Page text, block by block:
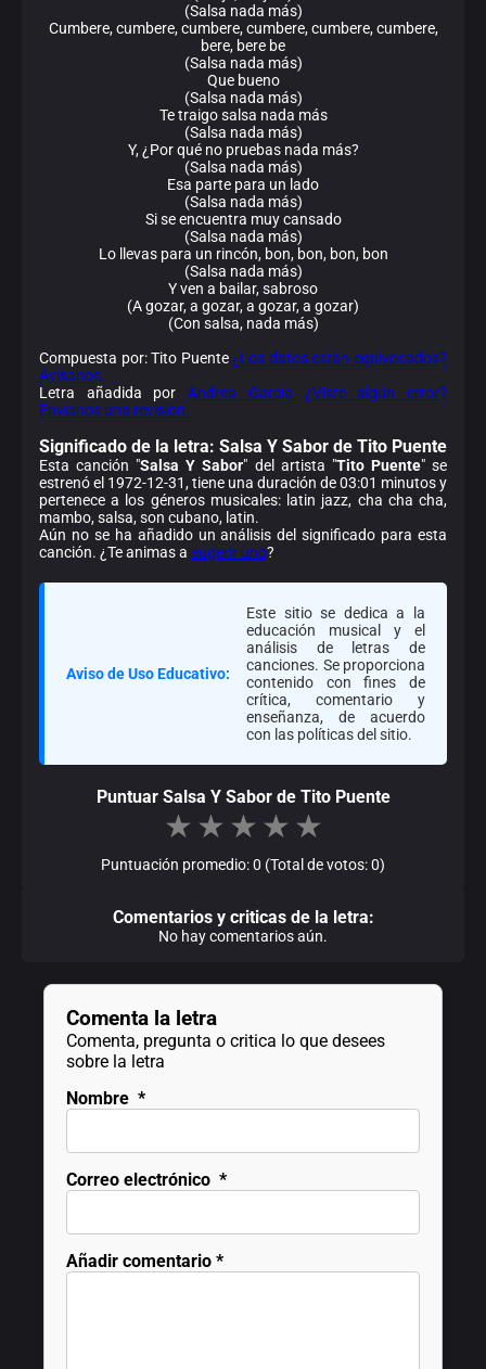
(Salsa nada más)
Cumbere, cumbere, cumbere, cumbere, cumbere, cumbere,
bere, bere be
(Salsa nada más)
Que bueno
(Salsa nada más)
Te traigo salsa nada más
(Salsa nada más)
Y, ¿Por qué no pruebas nada más?
(Salsa nada más)
Esa parte para un lado
(Salsa nada más)
Si se encuentra muy cansado
(Salsa nada más)
Lo llevas para un rincón, bon, bon, bon, bon
(Salsa nada más)
Y ven a bailar, sabroso
(A gozar, a gozar, a gozar, a gozar)
(Con salsa, nada más)
Compuesta por: Tito Puente¿Los datos están equivocados?
Avísanos.
Letra añadida porAndrea Garcia
¿Viste algún error?
Envíanos una revisión.
Significado de la letra: Salsa Y Sabor de Tito Puente
Esta canción "Salsa Y Sabor" del artista "Tito Puente" se
estrenó el 1972-12-31, tiene una duración de 03:01 minutos y
pertenece a los géneros musicales: latin jazz, cha cha cha,
mambo, salsa, son cubano, latin.
Aún no se ha añadido un análisis del significado para esta
canción. ¿Te animas a sugerir uno?
Aviso de Uso Educativo:
Este sitio se dedica a la
educación musical y el
análisis de letras de
canciones. Se proporciona
contenido con fines de
crítica, comentario y
enseñanza, de acuerdo
con las políticas del sitio.
Puntuar Salsa Y Sabor de Tito Puente
★ ★ ★ ★ ★
Puntuación promedio: 0 (Total de votos: 0)
Comentarios y criticas de la letra:
No hay comentarios aún.
Comenta la letra
Comenta, pregunta o critica lo que desees
sobre la letra
Nombre *
Correo electrónico *
Añadir comentario *